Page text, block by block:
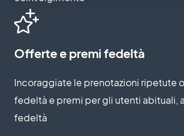
Offerte e premi fedeltà
Incoraggiate le prenotazioni ripetute
fedeltà e premi per gli utenti abituali,
fedeltà